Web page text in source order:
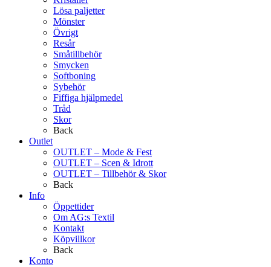
Lösa paljetter
Mönster
Övrigt
Resår
Småtillbehör
Smycken
Softboning
Sybehör
Fiffiga hjälpmedel
Tråd
Skor
Back
Outlet
OUTLET – Mode & Fest
OUTLET – Scen & Idrott
OUTLET – Tillbehör & Skor
Back
Info
Öppettider
Om AG:s Textil
Kontakt
Köpvillkor
Back
Konto